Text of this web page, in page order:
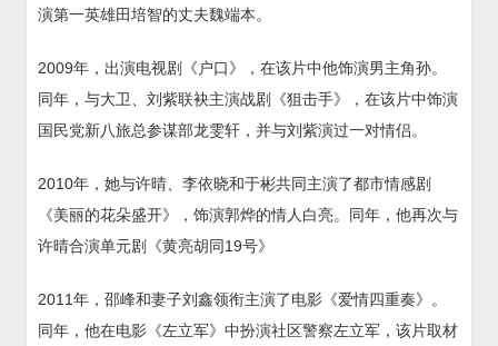
演第一英雄田培智的丈夫魏端本。
2009年，出演电视剧《户口》，在该片中他饰演男主角孙。
同年，与大卫、刘紫联袂主演战剧《狙击手》，在该片中饰演
国民党新八旅总参谋部龙雯轩，并与刘紫演过一对情侣。
2010年，她与许晴、李依晓和于彬共同主演了都市情感剧
《美丽的花朵盛开》，饰演郭烨的情人白亮。同年，他再次与
许晴合演单元剧《黄亮胡同19号》
2011年，邵峰和妻子刘鑫领衔主演了电影《爱情四重奏》。
同年，他在电影《左立军》中扮演社区警察左立军，该片取材